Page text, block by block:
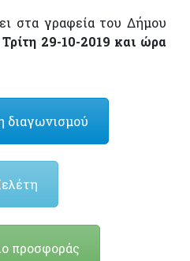
στα γραφεία του Δήμου
Τρίτη 29-10-2019 και ώρα
διαγωνισμού
προσφοράς